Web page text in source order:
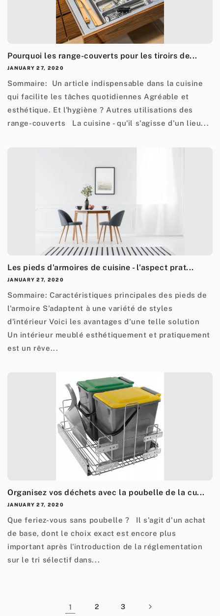
Pourquoi les range-couverts pour les tiroirs de...
JANUARY 27, 2020
Sommaire: Un article indispensable dans la cuisine
qui facilite les tâches quotidiennes Agréable et
esthétique. Et l'hygiène ? Autres utilisations des
range-couverts La cuisine - qu'il s'agisse d'un lieu...
Les pieds d'armoires de cuisine - l'aspect prat...
JANUARY 27, 2020
Sommaire: Caractéristiques principales des pieds de
l'armoire S'adaptent à une variété de styles
d'intérieur Voici les avantages d'une telle solution
Un intérieur meublé esthétiquement et pratiquement
est un rêve...
Organisez vos déchets avec la poubelle de la cu...
JANUARY 27, 2020
Que feriez-vous sans poubelle ? Il s'agit d'un achat
de base, dont le choix exact est encore plus
important après l'introduction de la réglementation
sur le tri sélectif dans...
1 2 3